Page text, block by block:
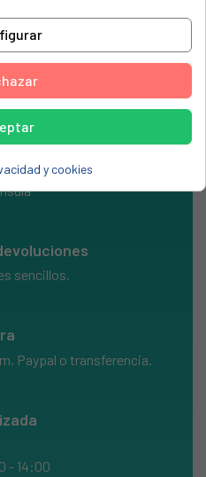
sencillos.
Paypal o transferencia.
- 14:00
y cookies